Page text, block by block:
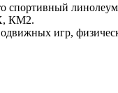
КМ2.
игр,